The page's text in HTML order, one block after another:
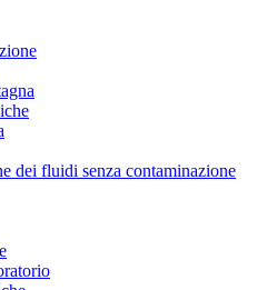
dei fluidi senza contaminazione